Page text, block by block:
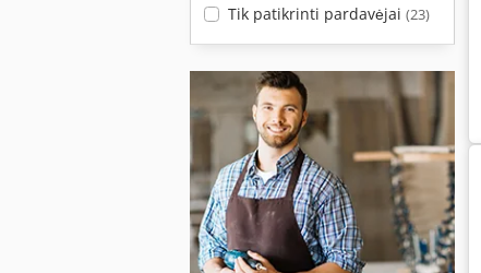
Tik patikrinti pardavėjai (23)